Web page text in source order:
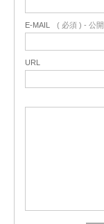
E-MAIL ( 必須 ) - 公
URL